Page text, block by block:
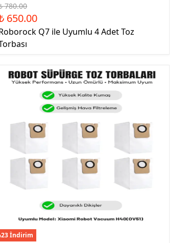
780.00
650.00
Q7 ile Uyumlu 4 Adet Toz
İndirim